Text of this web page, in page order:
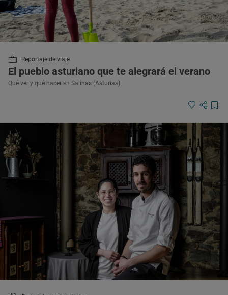
Reportaje de viaje
El pueblo asturiano que te alegrará el verano
Qué ver y qué hacer en Salinas (Asturias)